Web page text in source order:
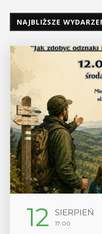
NAJBLIŻSZE
29 SIERPIEŃ
08:00 - 18:00